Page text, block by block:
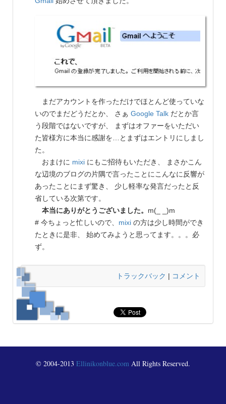
まだアカウントを作っただけでほとんど使っていな
いのでまだどうだとか、 さぁ Google Talk だとか言
う段階ではないですが、 まずはオファーをいただい
た皆様方に本当に感謝を…とまずはエントリにしまし
た。
おまけに mixi にもご招待もいただき、 まさかこん
な辺境のブログの片隅で言ったことにこんなに反響が
あったことにまず驚き、 少し軽率な発言だったと反
省している次第です。
本当にありがとうございました。 m(_ _)m
# 今ちょっと忙しいので、 mixi の方は少し時間ができ
たときに是非、 始めてみようと思ってます。。。必
ず。
トラックバック | コメント
© 2004-2013 Ellinikonblue.com All Rights Reserved.